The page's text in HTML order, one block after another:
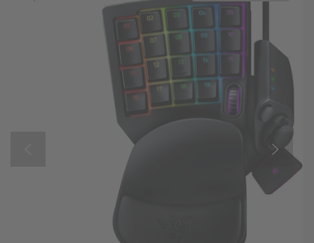
სენსორი: ოპტიკური, 1000/1600/2400/3200 dpi
ღილაკების რაოდენობა: 5 + scroll
Color: შავი + განათებით (6 ფერში)